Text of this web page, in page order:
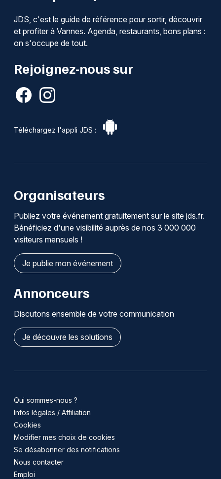
JDS, c'est le guide de référence pour sortir, découvrir
et profiter à Vannes. Agenda, restaurants, bons plans :
on s'occupe de tout.
Rejoignez-nous sur
Téléchargez l'appli JDS :
Organisateurs
Publiez votre événement gratuitement sur le site jds.fr.
Bénéficiez d'une visibilité auprès de nos 3 000 000
visiteurs mensuels !
Je publie mon événement
Annonceurs
Discutons ensemble de votre communication
Je découvre les solutions
Qui sommes-nous ?
Infos légales / Affiliation
Cookies
Modifier mes choix de cookies
Se désabonner des notifications
Nous contacter
Emploi